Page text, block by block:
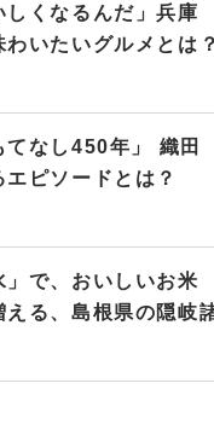
しくなるんだ」兵庫
わいたいグルメとは
てなし450年」 織田
ピソードとは？
」で、おいしいお米
える、島根県の隠岐